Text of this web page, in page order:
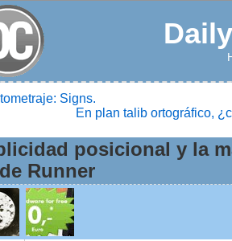
Signs.
En plan talib ortográfico,
posicional y la
Runner